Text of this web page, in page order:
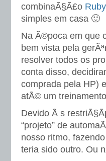
combinaÃ§Ã£o Ruby
simples em casa 🙂
Na Ã©poca em que
bem vista pela
resolver todos os
conta disso,
comprada pela HP)
atÃ© um
Devido Ã s
“projeto” de
nosso ritmo,
teria sido outro. Ou